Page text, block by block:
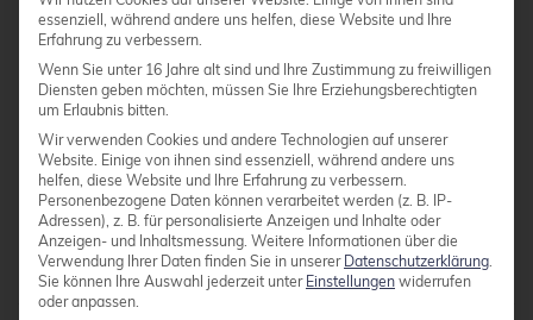
2018!
Dieser Artikel wurde ursprünglich von Philip
Haas geschrieben.
Kategorien:
Veranstaltungen
Tags:
Event FOSSAsia
essenziell, während andere uns helfen, diese Website und Ihre
Erfahrung zu verbessern.
Wenn Sie unter 16 Jahre alt sind und Ihre Zustimmung zu freiwilligen
Diensten geben möchten, müssen Sie Ihre Erziehungsberechtigten
um Erlaubnis bitten.
Wir verwenden Cookies und andere Technologien auf unserer
Website. Einige von ihnen sind essenziell, während andere uns
helfen, diese Website und Ihre Erfahrung zu verbessern.
Personenbezogene Daten können verarbeitet werden (z. B. IP-
Adressen), z. B. für personalisierte Anzeigen und Inhalte oder
Anzeigen- und Inhaltsmessung. Weitere Informationen über die
Verwendung Ihrer Daten finden Sie in unserer Datenschutzerklärung
Sie können Ihre Auswahl jederzeit unter Einstellungen widerrufen
oder anpassen.